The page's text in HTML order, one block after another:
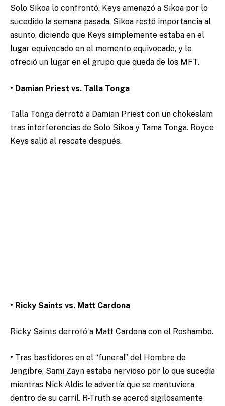
Solo Sikoa lo confrontó. Keys amenazó a Sikoa por lo
sucedido la semana pasada. Sikoa restó importancia al
asunto, diciendo que Keys simplemente estaba en el
lugar equivocado en el momento equivocado, y le
ofreció un lugar en el grupo que queda de los MFT.
• Damian Priest vs. Talla Tonga
Talla Tonga derrotó a Damian Priest con un chokeslam
tras interferencias de Solo Sikoa y Tama Tonga. Royce
Keys salió al rescate después.
• Ricky Saints vs. Matt Cardona
Ricky Saints derrotó a Matt Cardona con el Roshambo.
• Tras bastidores en el “funeral” del Hombre de
Jengibre, Sami Zayn estaba nervioso por lo que sucedía
mientras Nick Aldis le advertía que se mantuviera
dentro de su carril. R-Truth se acercó sigilosamente